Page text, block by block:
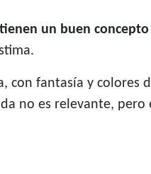
un buen
con fantasía y
no es relevante, pero